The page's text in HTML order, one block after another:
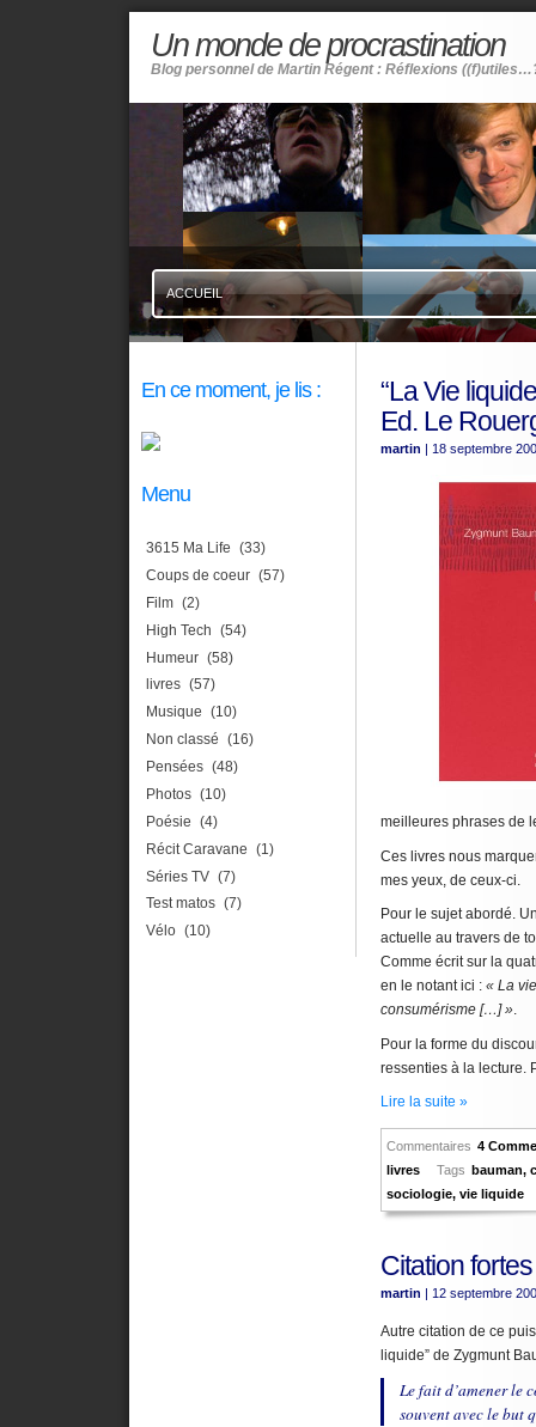
Un monde de procrastination
Blog personnel de Martin Régent : Réflexions
ACCUEIL
“La Vie
Ed. Le
martin | 18 septembre
meilleures phrases de
Ces livres nous
mes yeux, de ceux-ci.
Pour le sujet abordé.
actuelle au travers de
Comme écrit sur la
en le notant ici : « La
consumérisme […] ».
Pour la forme du
ressenties à la lecture.
Lire la suite »
Commentaires 4
livres
Tags bauman,
sociologie, vie liquide
Citation
martin | 12 septembre
Autre citation de ce
liquide” de Zygmunt
Le fait d’amener le
souvent avec le but
En ce moment, je lis :
Menu
3615 Ma Life (33)
Coups de coeur (57)
Film (2)
High Tech (54)
Humeur (58)
livres (57)
Musique (10)
Non classé (16)
Pensées (48)
Photos (10)
Poésie (4)
Récit Caravane (1)
Séries TV (7)
Test matos (7)
Vélo (10)